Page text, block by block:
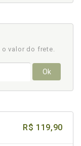
o valor do frete.
Ok
R$ 119,90